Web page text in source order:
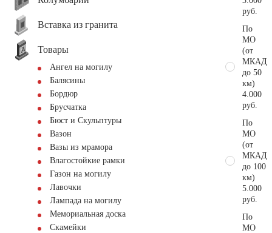
Вставка из гранита
Товары
Ангел на могилу
Балясины
Бордюр
Брусчатка
Бюст и Скульптуры
Вазон
Вазы из мрамора
Влагостойкие рамки
Газон на могилу
Лавочки
Лампада на могилу
Мемориальная доска
Скамейки
руб.
По
МО
(от
МКАД
до 50
км)
4.000
руб.
По
МО
(от
МКАД
до 100
км)
5.000
руб.
По
МО